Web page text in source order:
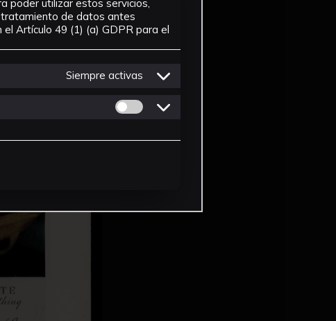
poder utilizar estos servicios,
de datos antes
Artículo 49 (1) (a) GDPR para el
Siempre activas
Permitir cookies de Personalizacion